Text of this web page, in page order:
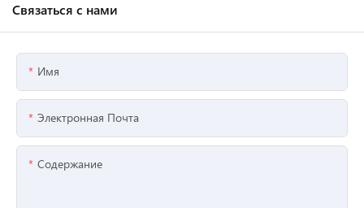
Связаться с нами
Имя
Электронная Почта
Содержание